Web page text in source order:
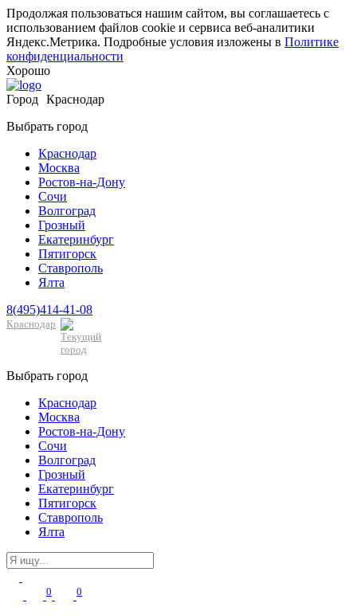
Продолжая пользоваться нашим сайтом, вы соглашаетесь с
использованием файлов cookie и сервиса веб-аналитики
Яндекс.Метрика. Подробные условия изложены в Политике
конфиденциальности
Хорошо
Город Краснодар
Выбрать город
Краснодар
Москва
Ростов-на-Дону
Сочи
Волгоград
Грозный
Екатеринбург
Пятигорск
Ставрополь
Ялта
8(495)414-41-08
Краснодар
Выбрать город
Краснодар
Москва
Ростов-на-Дону
Сочи
Волгоград
Грозный
Екатеринбург
Пятигорск
Ставрополь
Ялта
0 0